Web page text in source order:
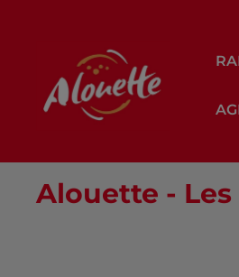
Alouette -